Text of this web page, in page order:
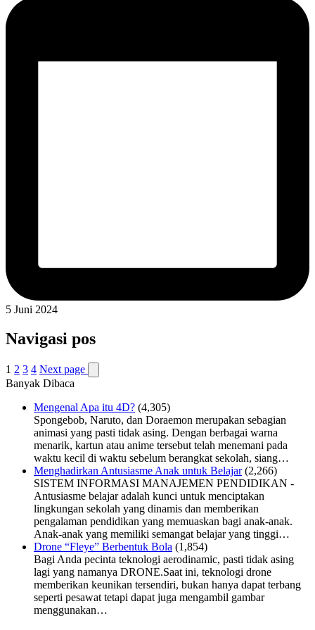
5 Juni 2024
Navigasi pos
1 2 3 4 Next page
Banyak Dibaca
Mengenal Apa itu 4D? (4,305)
Spongebob, Naruto, dan Doraemon merupakan sebagian
animasi yang pasti tidak asing. Dengan berbagai warna
menarik, kartun atau anime tersebut telah menemani pada
waktu kecil di waktu sebelum berangkat sekolah, siang…
Menghadirkan Antusiasme Anak untuk Belajar (2,266)
SISTEM INFORMASI MANAJEMEN PENDIDIKAN -
Antusiasme belajar adalah kunci untuk menciptakan
lingkungan sekolah yang dinamis dan memberikan
pengalaman pendidikan yang memuaskan bagi anak-anak.
Anak-anak yang memiliki semangat belajar yang tinggi…
Drone “Fleye” Berbentuk Bola (1,854)
Bagi Anda pecinta teknologi aerodinamic, pasti tidak asing
lagi yang namanya DRONE.Saat ini, teknologi drone
memberikan keunikan tersendiri, bukan hanya dapat terbang
seperti pesawat tetapi dapat juga mengambil gambar
menggunakan…